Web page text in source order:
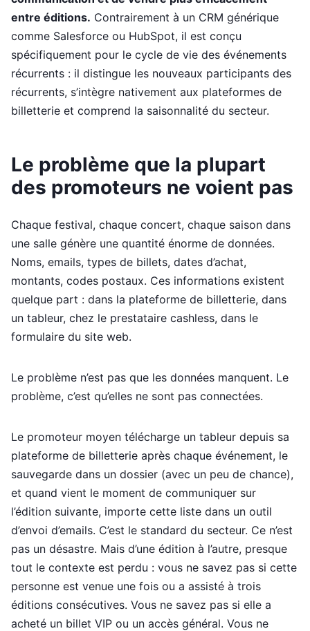
entre éditions. Contrairement à un CRM générique
comme Salesforce ou HubSpot, il est conçu
spécifiquement pour le cycle de vie des événements
récurrents : il distingue les nouveaux participants des
récurrents, s’intègre nativement aux plateformes de
billetterie et comprend la saisonnalité du secteur.
Le problème que la plupart
des promoteurs ne voient pas
Chaque festival, chaque concert, chaque saison dans
une salle génère une quantité énorme de données.
Noms, emails, types de billets, dates d’achat,
montants, codes postaux. Ces informations existent
quelque part : dans la plateforme de billetterie, dans
un tableur, chez le prestataire cashless, dans le
formulaire du site web.
Le problème n’est pas que les données manquent. Le
problème, c’est qu’elles ne sont pas connectées.
Le promoteur moyen télécharge un tableur depuis sa
plateforme de billetterie après chaque événement, le
sauvegarde dans un dossier (avec un peu de chance),
et quand vient le moment de communiquer sur
l’édition suivante, importe cette liste dans un outil
d’envoi d’emails. C’est le standard du secteur. Ce n’est
pas un désastre. Mais d’une édition à l’autre, presque
tout le contexte est perdu : vous ne savez pas si cette
personne est venue une fois ou a assisté à trois
éditions consécutives. Vous ne savez pas si elle a
acheté un billet VIP ou un accès général. Vous ne